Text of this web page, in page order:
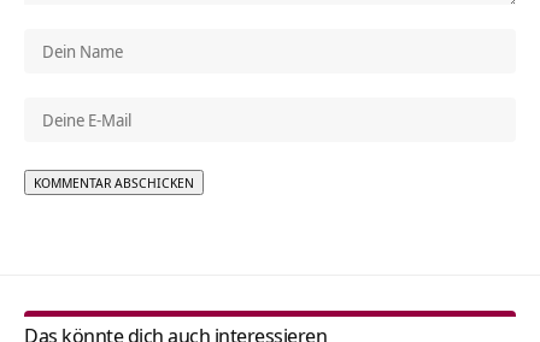
Das könnte dich auch interessieren